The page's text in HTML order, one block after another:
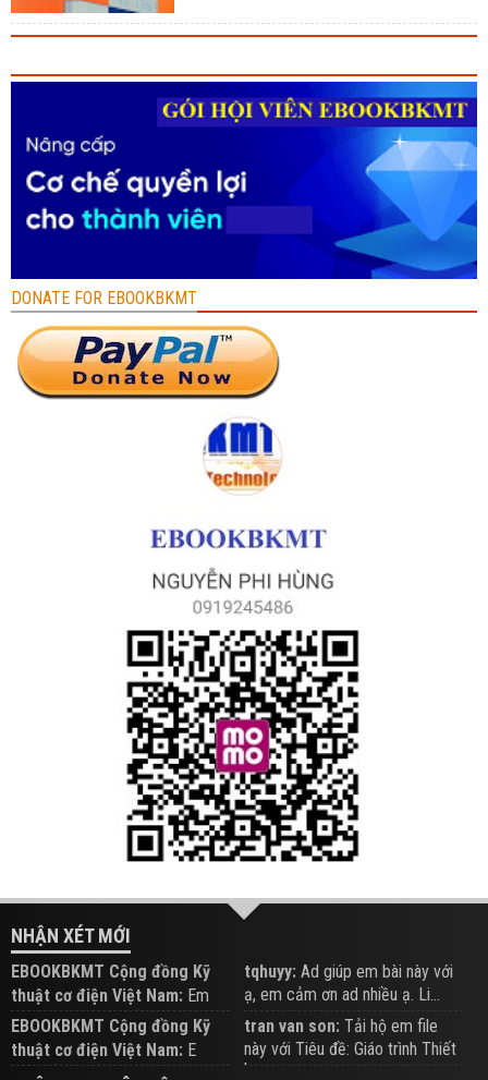
DONATE FOR EBOOKBKMT
NHẬN XÉT MỚI
EBOOKBKMT Cộng đồng Kỹ
thuật cơ điện Việt Nam: Em
đăng trên Group hỗ trợ nhé
tqhuyy: Ad giúp em bài này với
ạ, em cảm ơn ad nhiều ạ. Li...
EBOOKBKMT Cộng đồng Kỹ
thuật cơ điện Việt Nam: E
xem hỗ trợ trên Group
tran van son: Tải hộ em file
này với Tiêu đề: Giáo trình Thiết
b...